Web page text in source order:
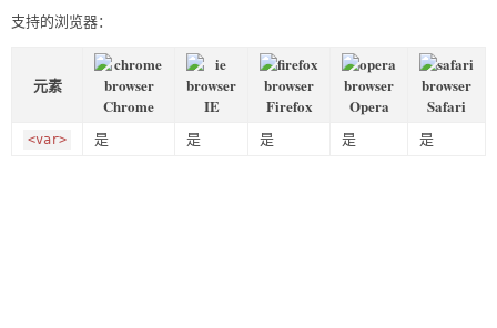
支持的浏览器：
元素
Chrome
IE Firefox Opera Safari
<var> 是 是 是 是 是